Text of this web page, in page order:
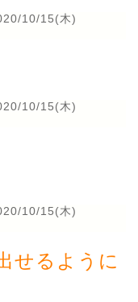
10/15(木)
10/15(木)
10/15(木)
せるように